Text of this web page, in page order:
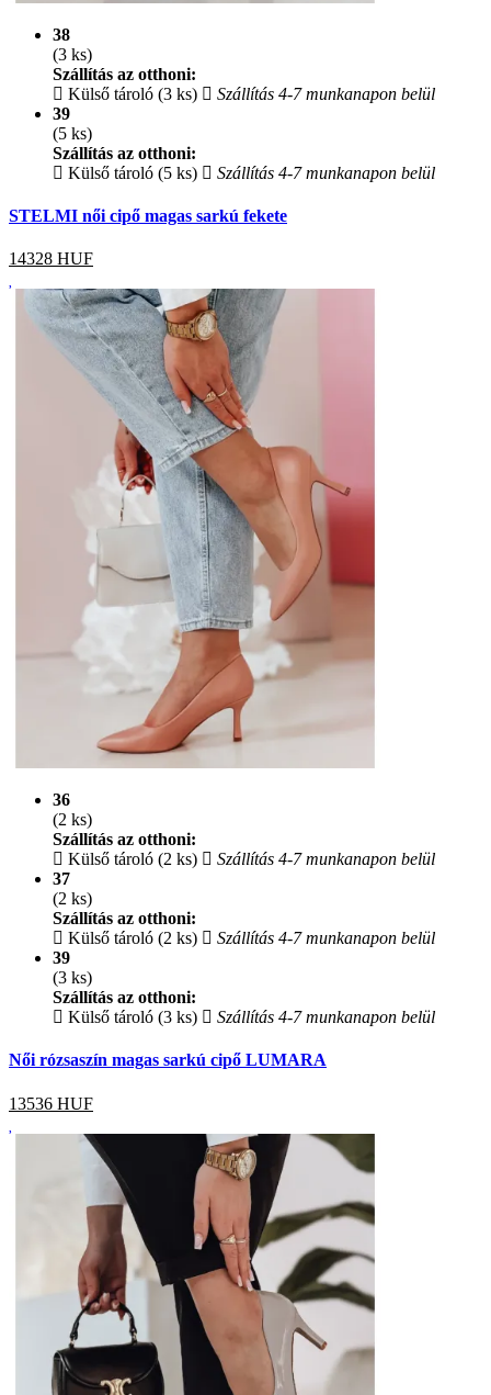
38
(3 ks)
Szállítás az otthoni:
Külső tároló (3 ks)
Szállítás 4-7 munkanapon belül
39
(5 ks)
Szállítás az otthoni:
Külső tároló (5 ks)
Szállítás 4-7 munkanapon belül
STELMI női cipő magas sarkú fekete
14328 HUF
36
(2 ks)
Szállítás az otthoni:
Külső tároló (2 ks)
Szállítás 4-7 munkanapon belül
37
(2 ks)
Szállítás az otthoni:
Külső tároló (2 ks)
Szállítás 4-7 munkanapon belül
39
(3 ks)
Szállítás az otthoni:
Külső tároló (3 ks)
Szállítás 4-7 munkanapon belül
Női rózsaszín magas sarkú cipő LUMARA
13536 HUF